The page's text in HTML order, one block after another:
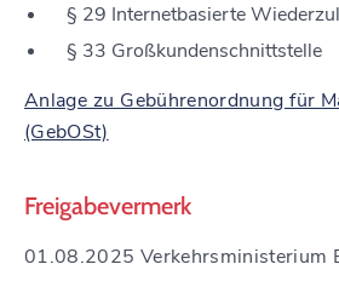
§ 29 Internetbasierte
§ 33 Großkundenschnittstelle
Anlage zu Gebührenordnung für
(GebOSt)
Freigabevermerk
01.08.2025 Verkehrsministerium